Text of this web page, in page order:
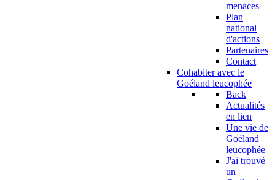
menaces
Plan
national
d'actions
Partenaires
Contact
Cohabiter avec le
Goéland leucophée
Back
Actualités
en lien
Une vie de
Goéland
leucophée
J'ai trouvé
un